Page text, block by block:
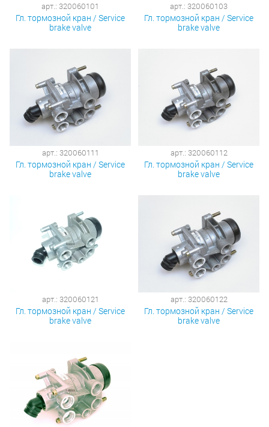
арт.: 320060101
Гл. тормозной кран / Service
brake valve
арт.: 320060103
Гл. тормозной кран / Service
brake valve
арт.: 320060111
Гл. тормозной кран / Service
brake valve
арт.: 320060112
Гл. тормозной кран / Service
brake valve
арт.: 320060121
Гл. тормозной кран / Service
brake valve
арт.: 320060122
Гл. тормозной кран / Service
brake valve